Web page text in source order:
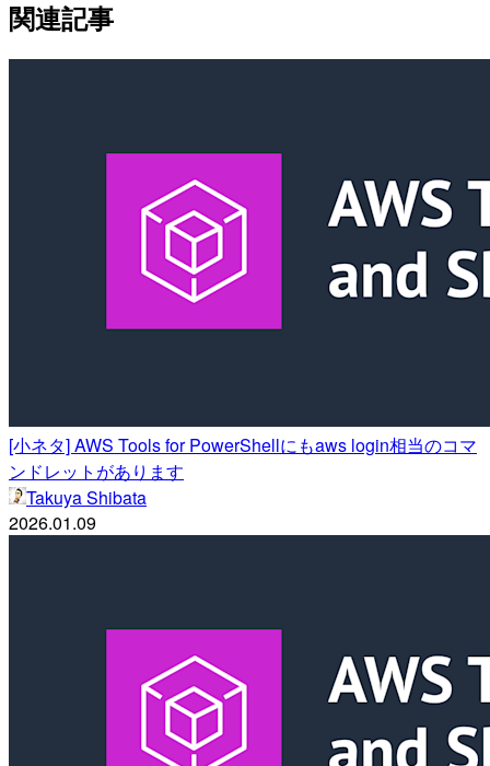
関連記事
[小ネタ] AWS Tools for PowerShellにもaws login相当のコマ
ンドレットがあります
Takuya Shibata
2026.01.09